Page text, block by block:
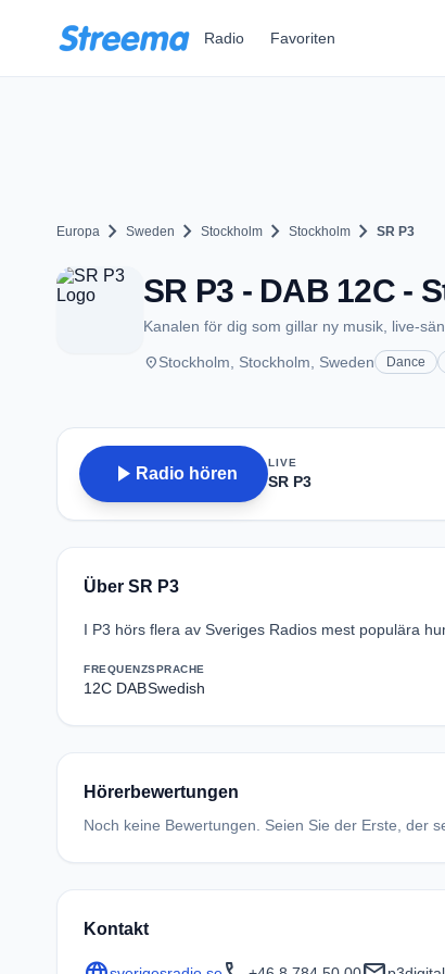
Radio Favoriten
Europa chevron_right Sweden chevron_right Stockholm chevron_right Stockholm chevron_right SR P3
SR P3 - DAB 12C -
Kanalen för dig som gillar ny musik, live-
placeStockholm, Stockholm, Sweden Dance
play_arrow Radio hören
LIVE
SR P3
Über SR P3
I P3 hörs flera av Sveriges Radios mest populära
FREQUENZ
12C DAB
SPRACHE
Swedish
Hörerbewertungen
Noch keine Bewertungen. Seien Sie der Erste, der
Kontakt